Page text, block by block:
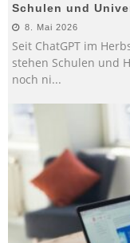
Schulen und
8. Mai 2026
Seit ChatGPT im
stehen Schulen und
noch ni...